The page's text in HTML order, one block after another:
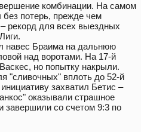
комбинации. На самом
потерь, прежде чем
рекорд для всех выездных
навес Браима на дальнюю
над воротами. На 17-й
но попытку накрыли.
"сливочных" вплоть до 52-й
захватил Бетис –
оказывали страшное
завершили со счетом 9:3 по